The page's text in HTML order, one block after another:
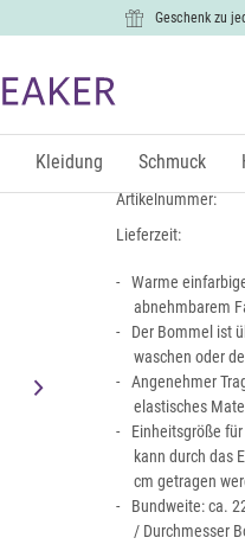
Geschenk zu
Kleidung Schmuck
Strick
19,99 €
Artikelnummer:
Lieferzeit:
Warme
abnehmbarem
Der Bommel ist
waschen oder
Angenehmer
elastisches
Einheitsgröße
kann durch das
cm getragen
Bundweite: ca.
/ Durchmesser